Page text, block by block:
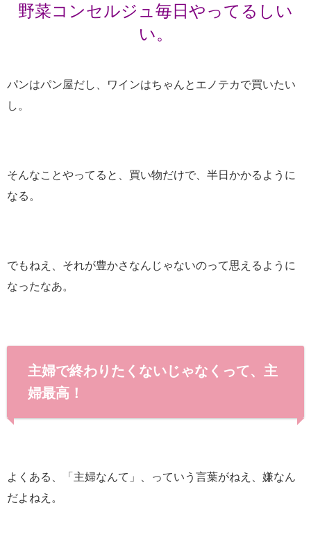
野菜コンセルジュ毎日やってるしい
い。
パンはパン屋だし、ワインはちゃんとエノテカで買いたい
し。
そんなことやってると、買い物だけで、半日かかるように
なる。
でもねえ、それが豊かさなんじゃないのって思えるように
なったなあ。
主婦で終わりたくないじゃなくって、主
婦最高！
よくある、「主婦なんて」、っていう言葉がねえ、嫌なん
だよねえ。